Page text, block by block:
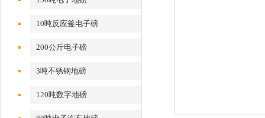
10吨反应釜电子磅
200公斤电子磅
3吨不锈钢地磅
120吨数字地磅